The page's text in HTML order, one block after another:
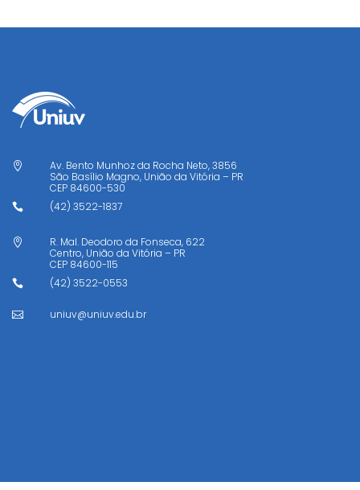

Av. Bento Munhoz da Rocha Neto, 3856
São Basílio Magno, União da Vitória – PR
CEP 84600-530
 (42) 3522-1837

R. Mal. Deodoro da Fonseca, 622
Centro, União da Vitória – PR
CEP 84600-115
 (42) 3522-0553
 uniuv@uniuv.edu.br